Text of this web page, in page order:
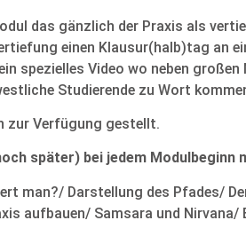
das gänzlich der Praxis als
einen Klausur(halb)tag an
spezielles Video wo neben großen
Studierende zu Wort
zur Verfügung gestellt.
später) bei jedem Modulbeginn
man?/ Darstellung des Pfades/
aufbauen/ Samsara und